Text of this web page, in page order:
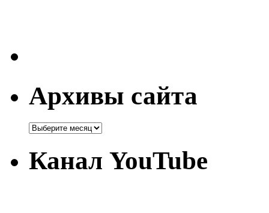
Архивы сайта
Канал YouTube